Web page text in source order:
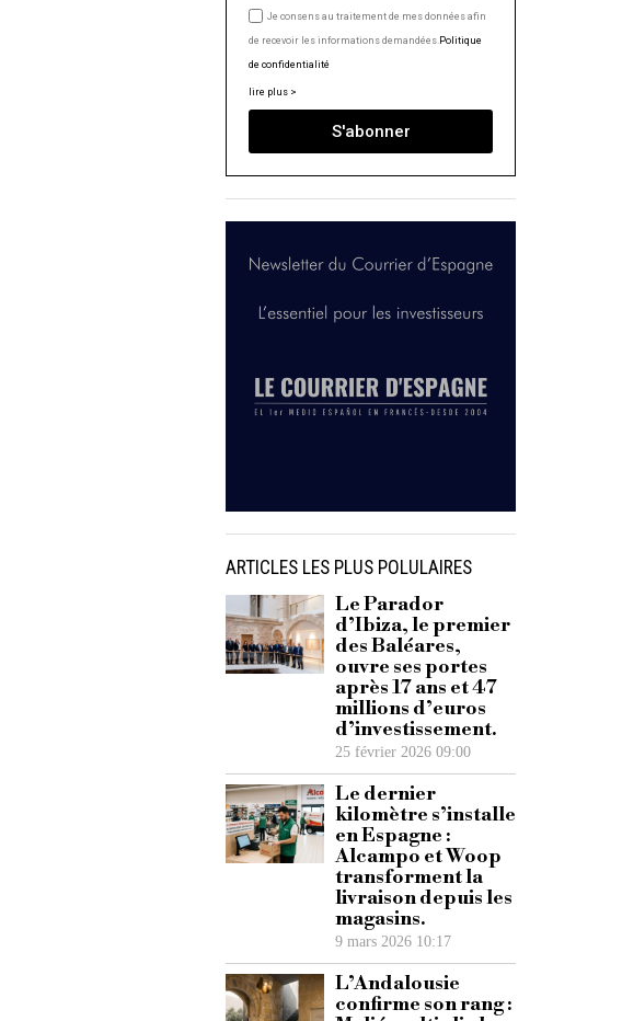
Je consens au traitement de mes données afin
de recevoir les informations demandées.Politique
de confidentialité
lire plus >
S'abonner
ARTICLES LES PLUS POLULAIRES
Le Parador
d’Ibiza, le premier
des Baléares,
ouvre ses portes
après 17 ans et 47
millions d’euros
d’investissement.
25 février 2026 09:00
Le dernier
kilomètre s’installe
en Espagne :
Alcampo et Woop
transforment la
livraison depuis les
magasins.
9 mars 2026 10:17
L’Andalousie
confirme son rang :